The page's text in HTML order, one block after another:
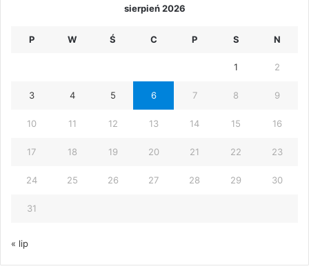
sierpień 2026
P W Ś C P S N
1 2
3 4 5 6 7 8 9
10 11 12 13 14 15 16
17 18 19 20 21 22 23
24 25 26 27 28 29 30
31
« lip